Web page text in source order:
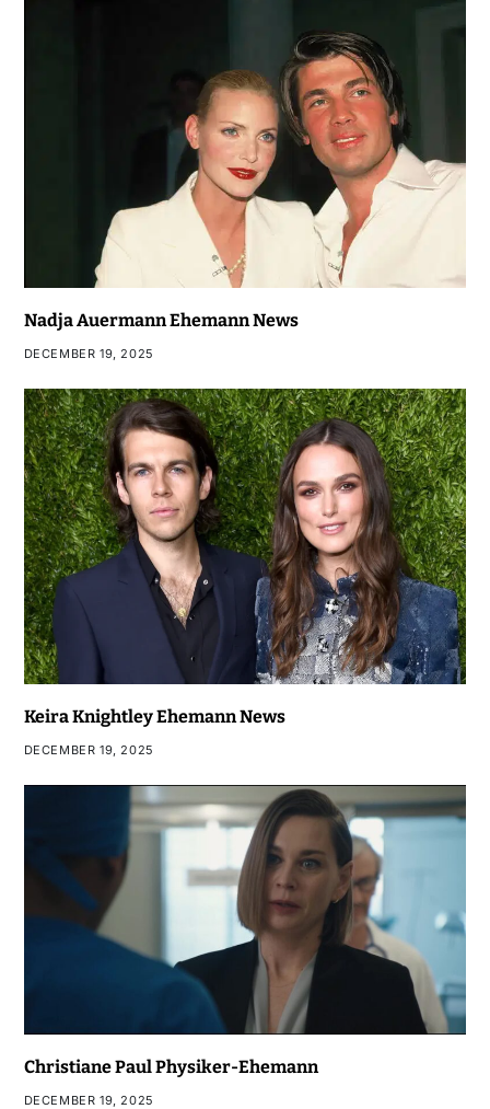
Nadja Auermann Ehemann News
DECEMBER 19, 2025
Keira Knightley Ehemann News
DECEMBER 19, 2025
Christiane Paul Physiker-Ehemann
DECEMBER 19, 2025